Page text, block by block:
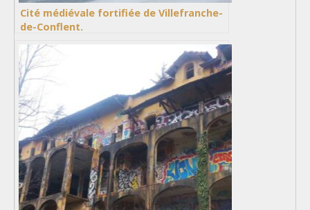
Cité médiévale fortifiée de Villefranche-
de-Conflent.